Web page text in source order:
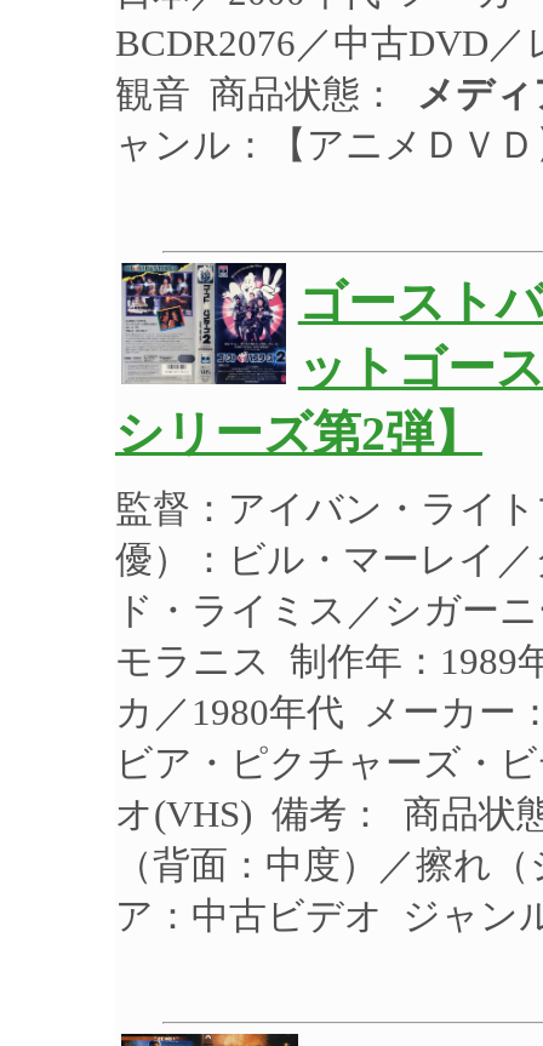
BCDR2076／中古DVD
観音 商品状態：
メデ
ャンル：【アニメＤＶ
ゴースト
ットゴー
シリーズ第2弾】
監督：アイバン・ライ
優）：ビル・マーレイ
ド・ライミス／シガー
モラニス 制作年：1989
カ／1980年代 メーカー
ビア・ピクチャーズ・
オ(VHS) 備考： 商品状
（背面：中度）／擦れ
ア：中古ビデオ ジャン